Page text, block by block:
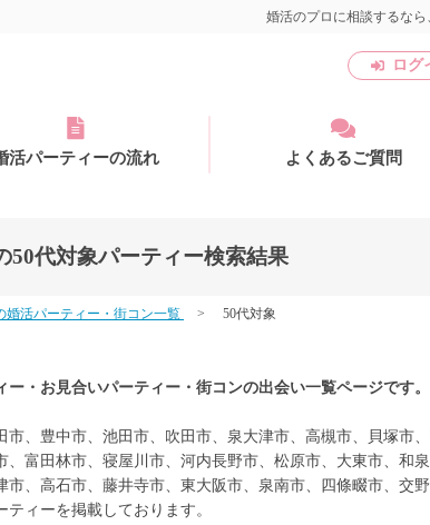
婚活のプロに相談するなら
ログ
活パーティーの流れ よくあるご質問
50代対象パーティー検索結果
婚活パーティー・街コン一覧 50代対象
ー・お見合いパーティー・街コンの出会い一覧ページです。
市、豊中市、池田市、吹田市、泉大津市、高槻市、貝塚市
、富田林市、寝屋川市、河内長野市、松原市、大東市、和
市、高石市、藤井寺市、東大阪市、泉南市、四條畷市、交
ィーを掲載しております。